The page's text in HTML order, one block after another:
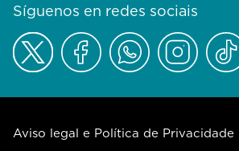
Síguenos en redes sociais
Aviso legal e Política de Privacidade